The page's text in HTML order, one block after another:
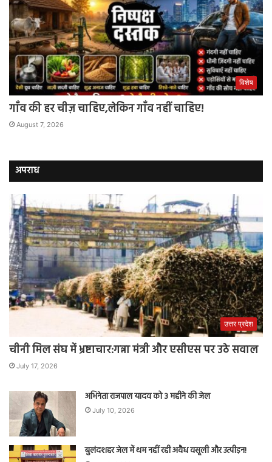
विशेष
गाँव की हर चीज़ चाहिए,लेकिन गाँव नहीं चाहिए!
August 7, 2026
अपराध
उत्तर प्रदेश
चीनी मिल संघ में भ्रष्टाचार:गन्ना मंत्री और एसीएस पर उठे सवाल
July 17, 2026
अभिनेता राजपाल यादव को 3 महीने की जेल
July 10, 2026
बुलंदशहर जेल में थम नहीं रही अवैध वसूली और उत्पीड़न!